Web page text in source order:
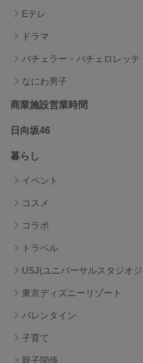
Eテレ
ドラマ
バチェラー・バチェロレッテ
なにわ男子
商業施設営業時間
日向坂46
暮らし
イベント
コスメ
コラボ
トラベル
USJ(ユニバーサルスタジオ
東京ディズニーリゾート
バレンタイン
子育て
親子関係